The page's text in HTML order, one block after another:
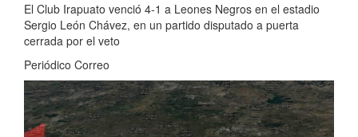
El Club Irapuato venció 4-1 a Leones Negros en el estadio
Sergio León Chávez, en un partido disputado a puerta
cerrada por el veto
Periódico Correo